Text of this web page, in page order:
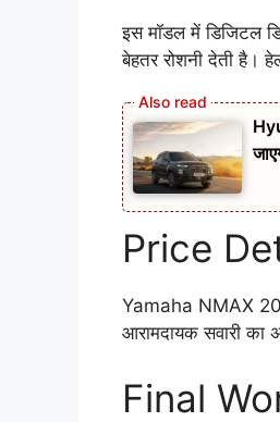
इस मॉडल में डिजिटल
बेहतर रोशनी देती है।
Price
Yamaha NMAX
आरामदायक सवारी का
Final